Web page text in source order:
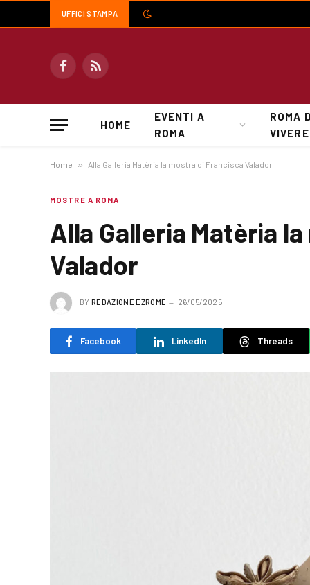
UFFICI STAMPA
FacebookRSS
HOME
EVENTI A
ROMA
ROMA
VIVERE
Home » Alla Galleria Matèria la mostra di Francisca Valador
MOSTRE A ROMA
Alla Galleria Matèria
Valador
BY REDAZIONE EZROME 26/05/2025
Facebook LinkedIn Threads